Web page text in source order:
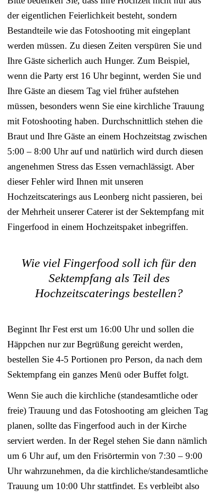
der eigentlichen Feierlichkeit besteht, sondern
Bestandteile wie das Fotoshooting mit eingeplant
werden müssen. Zu diesen Zeiten verspüren Sie und
Ihre Gäste sicherlich auch Hunger. Zum Beispiel,
wenn die Party erst 16 Uhr beginnt, werden Sie und
Ihre Gäste an diesem Tag viel früher aufstehen
müssen, besonders wenn Sie eine kirchliche Trauung
mit Fotoshooting haben. Durchschnittlich stehen die
Braut und Ihre Gäste an einem Hochzeitstag zwischen
5:00 – 8:00 Uhr auf und natürlich wird durch diesen
angenehmen Stress das Essen vernachlässigt. Aber
dieser Fehler wird Ihnen mit unseren
Hochzeitscaterings aus Leonberg nicht passieren, bei
der Mehrheit unserer Caterer ist der Sektempfang mit
Fingerfood in einem Hochzeitspaket inbegriffen.
Wie viel Fingerfood soll ich für den
Sektempfang als Teil des
Hochzeitscaterings bestellen?
Beginnt Ihr Fest erst um 16:00 Uhr und sollen die
Häppchen nur zur Begrüßung gereicht werden,
bestellen Sie 4-5 Portionen pro Person, da nach dem
Sektempfang ein ganzes Menü oder Buffet folgt.
Wenn Sie auch die kirchliche (standesamtliche oder
freie) Trauung und das Fotoshooting am gleichen Tag
planen, sollte das Fingerfood auch in der Kirche
serviert werden. In der Regel stehen Sie dann nämlich
um 6 Uhr auf, um den Frisörtermin von 7:30 – 9:00
Uhr wahrzunehmen, da die kirchliche/standesamtliche
Trauung um 10:00 Uhr stattfindet. Es verbleibt also